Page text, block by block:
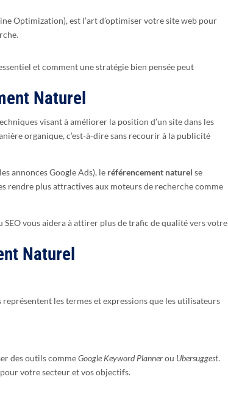
Optimization), est l’art d’optimiser votre site web pour
et comment une stratégie bien pensée peut
Naturel
visant à améliorer la position d’un site dans les
organique, c’est-à-dire sans recourir à la publicité
annonces Google Ads), le référencement naturel se
rendre plus attractives aux moteurs de recherche comme
vous aidera à attirer plus de trafic de qualité vers votre
Naturel
les termes et expressions que les utilisateurs
des outils commeGoogle Keyword Plannerou Ubersuggest.
votre secteur et vos objectifs.